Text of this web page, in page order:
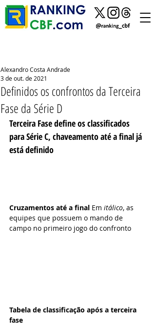
Definidos os confrontos da Terceira
Fase da Série D
Alexandro Costa Andrade
3 de out. de 2021
Terceira Fase define os classificados
para Série C, chaveamento até a final já
está definido
Cruzamentos até a final Em itálico, as
equipes que possuem o mando de
campo no primeiro jogo do confronto
Tabela de classificação após a terceira
fase